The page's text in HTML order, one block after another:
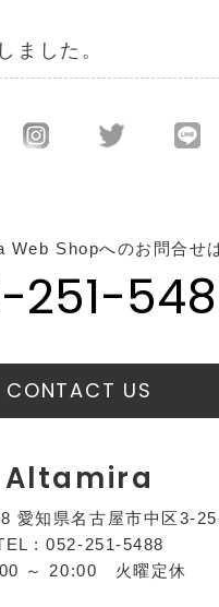
ました。
Web Shopへのお問合せ
251-
CONTACT US
Altamira
愛知県名古屋市中区3-
: 052-251-5488
～ 20:00 火曜定休